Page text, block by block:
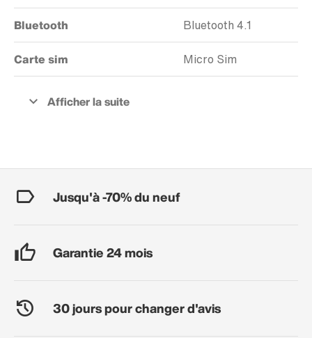
Bluetooth Bluetooth 4.1
Carte sim Micro Sim
Jusqu'à -70% du neuf
Garantie 24 mois
30 jours pour changer d'avis